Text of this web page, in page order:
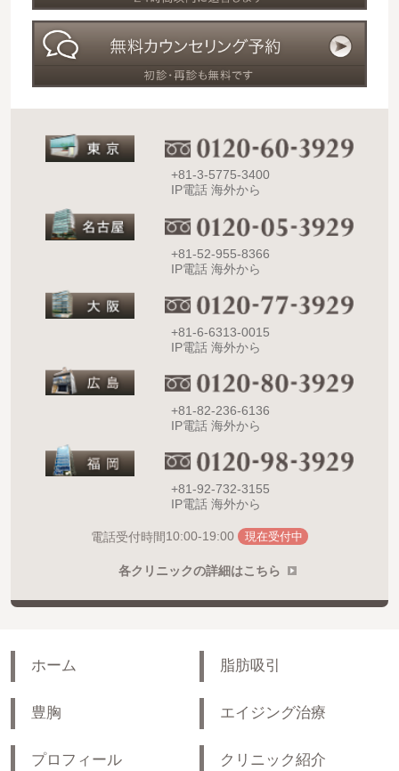
+81-3-5775-3400
IP電話 海外から
+81-52-955-8366
IP電話 海外から
+81-6-6313-0015
IP電話 海外から
+81-82-236-6136
IP電話 海外から
+81-92-732-3155
IP電話 海外から
電話受付時間10:00-19:00 現在受付中
各クリニックの詳細はこちら
ホーム 脂肪吸引
豊胸 エイジング治療
プロフィール クリニック紹介